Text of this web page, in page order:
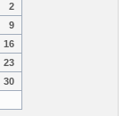
2
9
16
23
30